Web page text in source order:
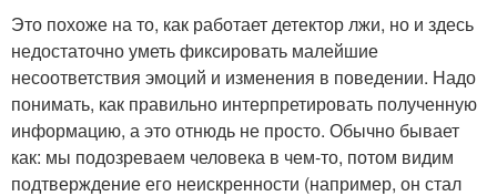
Это похоже на то, как работает детектор лжи, но и здесь
недостаточно уметь фиксировать малейшие
несоответствия эмоций и изменения в поведении. Надо
понимать, как правильно интерпретировать полученную
информацию, а это отнюдь не просто. Обычно бывает
как: мы подозреваем человека в чем-то, потом видим
подтверждение его неискренности (например, он стал